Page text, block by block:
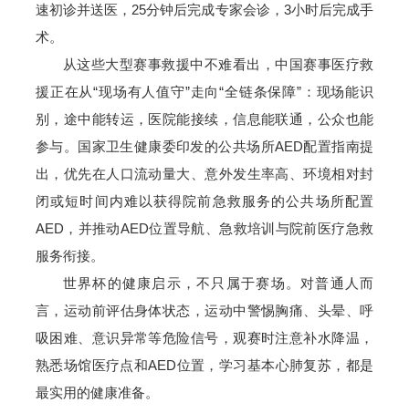
速初诊并送医，25分钟后完成专家会诊，3小时后完成手
术。
从这些大型赛事救援中不难看出，中国赛事医疗救
援正在从“现场有人值守”走向“全链条保障”：现场能识
别，途中能转运，医院能接续，信息能联通，公众也能
参与。国家卫生健康委印发的公共场所AED配置指南提
出，优先在人口流动量大、意外发生率高、环境相对封
闭或短时间内难以获得院前急救服务的公共场所配置
AED，并推动AED位置导航、急救培训与院前医疗急救
服务衔接。
世界杯的健康启示，不只属于赛场。对普通人而
言，运动前评估身体状态，运动中警惕胸痛、头晕、呼
吸困难、意识异常等危险信号，观赛时注意补水降温，
熟悉场馆医疗点和AED位置，学习基本心肺复苏，都是
最实用的健康准备。